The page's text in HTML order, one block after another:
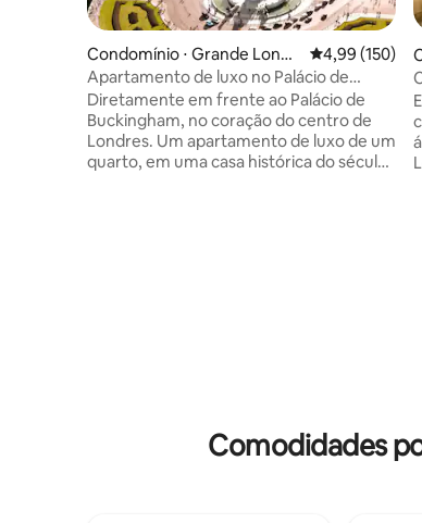
Condomínio ⋅ Grande Londr
es
4,99 de uma
4,99 (150)
Apartamento de luxo no Palácio de
Buckingham com terraço
Diretamente em frente ao Palácio de
Buckingham, no coração do centro de
Londres. Um apartamento de luxo de um
quarto, em uma casa histórica do século
Comodidades